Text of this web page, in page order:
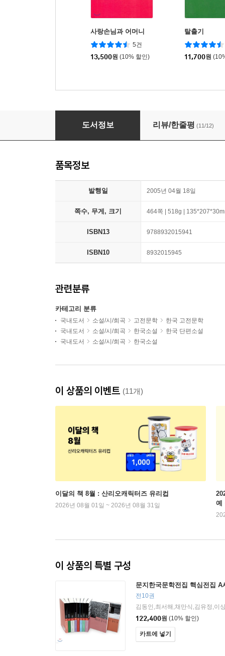
사랑손님과 어머니
5건
13,500원 (10% 할인)
탈출기
11,700원
도서정보 리뷰/한줄평 (11/12)
품목정보
발행일 2005년 04월 18일
쪽수, 무게, 크기 464쪽 | 518g |
ISBN13 9788932015941
ISBN10 8932015945
관련분류
카테고리 분류
국내도서 소설/시/희곡 고전문학
한국 고전문학
국내도서
소설/시/희곡 한국소설
한국 단편소설
국내도서
소설/시/희곡 한국소설
이 상품의 이벤트 (11개)
이달의 책 8월 : 산리오캐릭터즈 유리컵
2026년 08월 01일 ~ 2026년 08월 31일
예
이 상품의 특별 구성
문지한국문학전집 핵심전집 A
전10권
122,400원 (10% 할인)
카트에 넣기